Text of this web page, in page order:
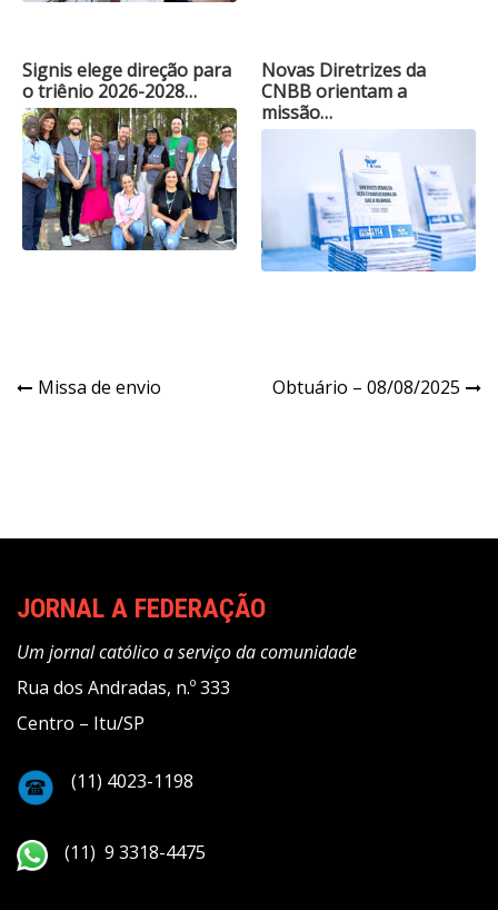
Signis elege direção para
o triênio 2026-2028…
Novas Diretrizes da
CNBB orientam a
missão…
Navegação
Missa de envio Obtuário – 08/08/2025
JORNAL A FEDERAÇÃO
Um jornal católico a serviço da comunidade
Rua dos Andradas, n.º 333
Centro – Itu/SP
(11) 4023-1198
(11) 9 3318-4475